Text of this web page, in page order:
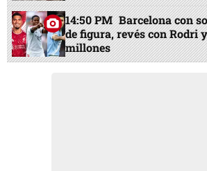
14:50 PM Barcelona con
de figura, revés con Rodri
millones